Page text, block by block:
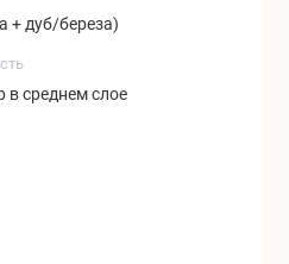
+ дуб/береза)
в среднем слое